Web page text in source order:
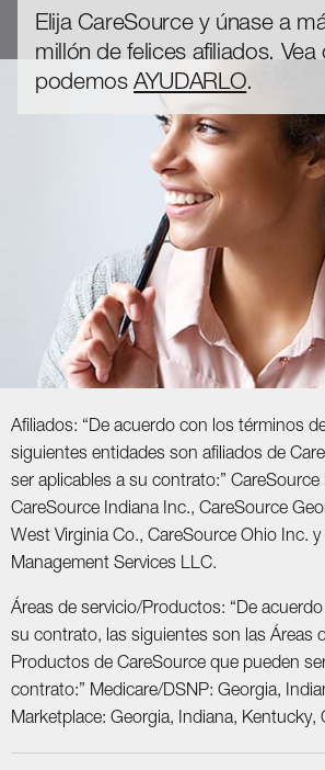
Elija CareSource y únase a
millón de felices afiliados.
podemosAYUDARLO.
Afiliados: “De acuerdo con los términos
siguientes entidades son afiliados de
ser aplicables a su contrato:”
CareSource Indiana Inc., CareSource
West Virginia Co., CareSource Ohio Inc.
Management Services LLC.
Áreas de servicio/Productos: “De
su contrato, las siguientes son las Áreas
Productos de CareSource que pueden
contrato:” Medicare/DSNP: Georgia,
Marketplace: Georgia, Indiana, Kentucky,